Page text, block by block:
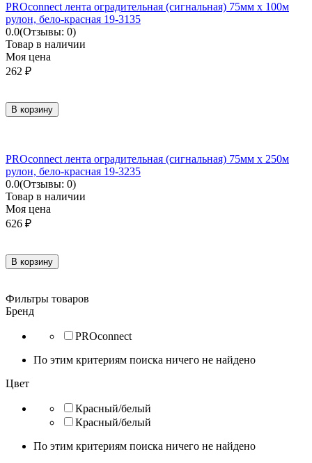
PROconnect лента оградительная (сигнальная) 75мм х 100м
рулон, бело-красная 19-3135
0.0(Отзывы: 0)
Товар в наличии
Моя цена
262 ₽
В корзину
PROconnect лента оградительная (сигнальная) 75мм х 250м
рулон, бело-красная 19-3235
0.0(Отзывы: 0)
Товар в наличии
Моя цена
626 ₽
В корзину
Фильтры товаров
Бренд
PROconnect
По этим критериям поиска ничего не найдено
Цвет
Красный/белый
Красный/белый
По этим критериям поиска ничего не найдено